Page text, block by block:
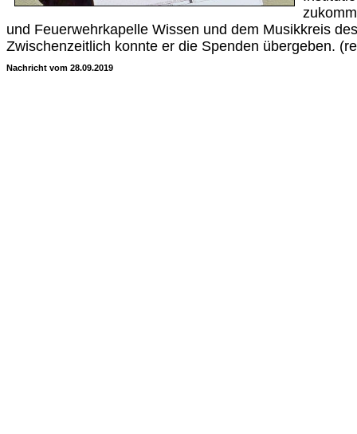
und Feuerwehrkapelle Wissen und dem Musikkreis
Zwischenzeitlich konnte er die Spenden übergeben.
Nachricht vom 28.09.2019